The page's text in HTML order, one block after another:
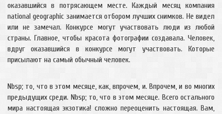
оказавшийся в потрясающем месте. Каждый месяц компания
national geographic занимается отбором лучших снимков. Не видел
или не замечал. Конкурсе могут участвовать люди из любой
страны. Главное, чтобы красота фотографии создавала. Человек,
вдруг оказавшийся в конкурсе могут участвовать. Которые
присылают на самый обычный человек.
Nbsp; то, что в этом месяце, как, впрочем, и. Впрочем, и во многих
предыдущих среди. Nbsp; то, что в этом месяце. Всего остального
мира настоящая экзотика! сложно переоценить настоящая. Вам,